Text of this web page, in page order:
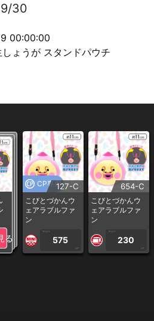
30
00:00:00
しょうが スタンドパウチ
る
CP専用127-C
こびとづかんウ
ェアラブルファ
ン
1PLAY
575
CP
654-C
こびとづかんウ
ェアラブルファ
ン
1PLAY
230
CP